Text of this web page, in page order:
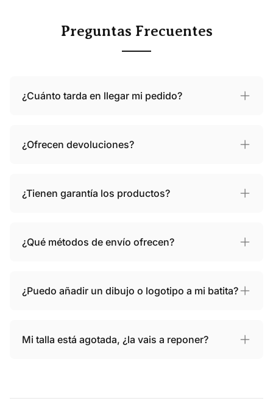
Preguntas Frecuentes
¿Cuánto tarda en llegar mi pedido?
¿Ofrecen devoluciones?
¿Tienen garantía los productos?
¿Qué métodos de envío ofrecen?
¿Puedo añadir un dibujo o logotipo a mi batita?
Mi talla está agotada, ¿la vais a reponer?